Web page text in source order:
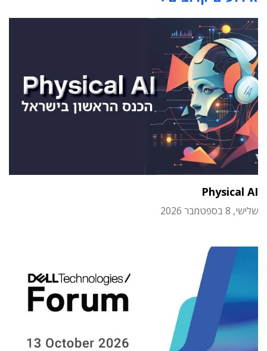
Physical AI
שלישי, 8 בספטמבר 2026